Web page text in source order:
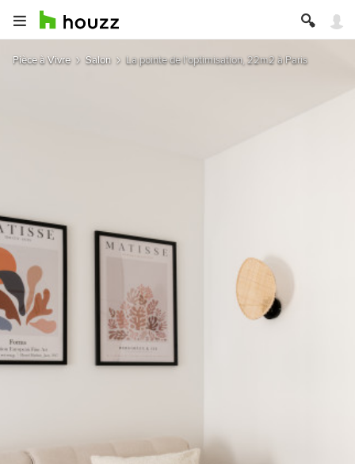
Pièce à Vivre Salon La pointe de l’optimisation, 22m2 à Paris